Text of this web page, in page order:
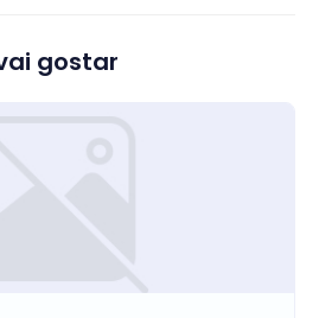
gostar